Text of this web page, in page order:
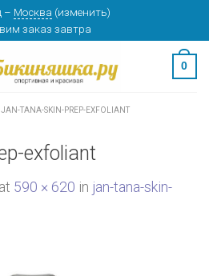
– Москва (изменить)
заказ завтра
0
JAN-TANA-SKIN-PREP-EXFOLIANT
exfoliant
at 590 × 620 in jan-tana-skin-